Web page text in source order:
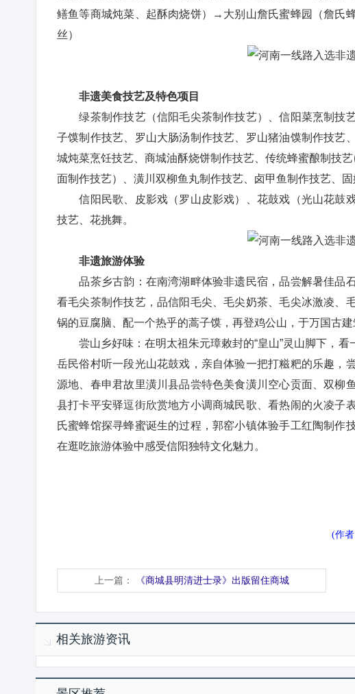
鳝鱼等商城炖菜、起酥肉烧饼）→大别山詹氏蜜蜂园（詹
丝）
非遗美食技艺及特色项目
绿茶制作技艺（信阳毛尖茶制作技艺）、信阳菜烹制技
子馍制作技艺、罗山大肠汤制作技艺、罗山猪油馍制作技艺
城炖菜烹饪技艺、商城油酥烧饼制作技艺、传统蜂蜜酿制技
面制作技艺）、潢川双柳鱼丸制作技艺、卤甲鱼制作技艺、
信阳民歌、皮影戏（罗山皮影戏）、花鼓戏（光山花鼓
技艺、花挑舞。
非遗旅游体验
品茶乡古韵：在南湾湖畔体验非遗民宿，品尝解暑佳品
看毛尖茶制作技艺，品信阳毛尖、毛尖奶茶、毛尖冰激凌、
锅的豆腐脑、配一个热乎的蒿子馍，再登鸡公山，于万国古建
尝山乡好味：在明太祖朱元璋敕封的“皇山”灵山脚下，看
岳民俗村听一段光山花鼓戏，亲自体验一把打糍粑的乐趣，
源地、春申君故里潢川县品尝特色美食潢川空心贡面、双柳
县打卡平安驿逗街欣赏地方小调商城民歌、看热闹的火凌子
氏蜜蜂馆探寻蜂蜜诞生的过程，郭窑小镇体验手工红陶制作
在逛吃旅游体验中感受信阳独特文化魅力。
(作
上一篇： 《商城县明清进士录》出版留住商城
相关旅游资讯